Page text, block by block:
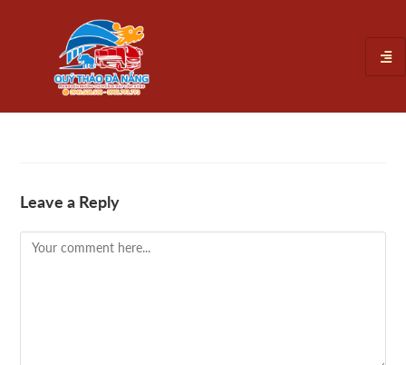
Leave a Reply